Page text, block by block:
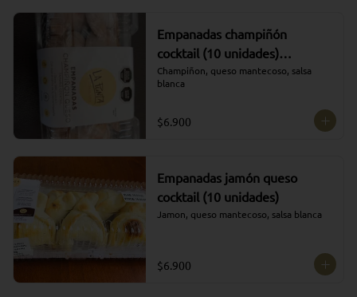
Empanadas champiñón
cocktail (10 unidades)
CONGELADAS
Champiñon, queso mantecoso, salsa
blanca
$6.900
Empanadas jamón queso
cocktail (10 unidades)
Jamon, queso mantecoso, salsa blanca
$6.900